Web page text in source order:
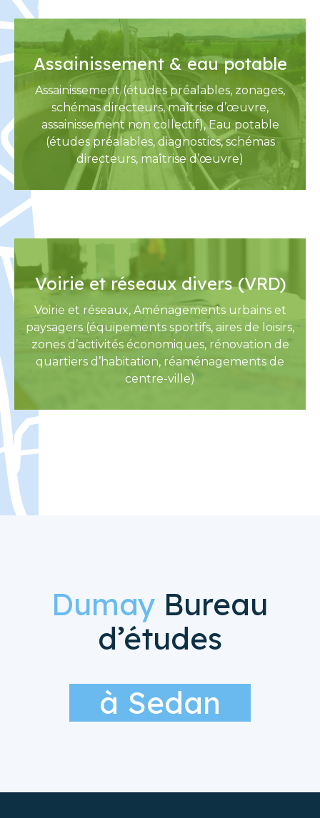
Assainissement & eau potable
Assainissement (études préalables, zonages,
schémas directeurs, maîtrise d’œuvre,
assainissement non collectif), Eau potable
(études préalables, diagnostics, schémas
directeurs, maîtrise d’œuvre)
Voirie et réseaux divers (VRD)
Voirie et réseaux, Aménagements urbains et
paysagers (équipements sportifs, aires de loisirs,
zones d’activités économiques, rénovation de
quartiers d’habitation, réaménagements de
centre-ville)
Dumay Bureau
d’études
à Sedan